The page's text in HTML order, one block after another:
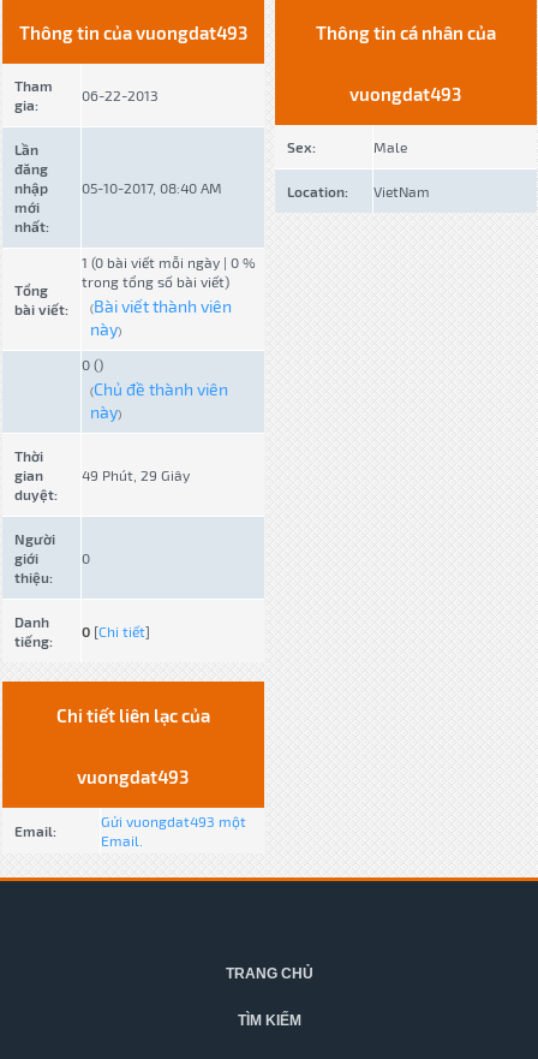
Thông tin của vuongdat493
Tham
gia:
06-22-2013
Lần
đăng
nhập
mới
nhất:
05-10-2017, 08:40 AM
Tổng
bài viết:
1 (0 bài viết mỗi ngày | 0 %
trong tổng số bài viết)
(Bài viết thành viên
này)
0 ()
(Chủ đề thành viên
này)
Thời
gian
duyệt:
49 Phút, 29 Giây
Người
giới
thiệu:
0
Danh
tiếng:
0 [Chi tiết]
Chi tiết liên lạc của
vuongdat493
Email:
Gửi vuongdat493 một
Email.
Thông tin cá nhân của
vuongdat493
Sex: Male
Location: VietNam
TRANG CHỦ
TÌM KIẾM